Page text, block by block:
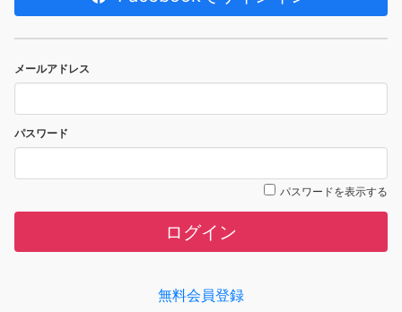
メールアドレス
パスワード
パスワードを表示する
ログイン
無料会員登録